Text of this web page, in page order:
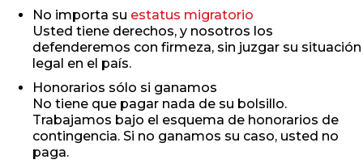
No importa su estatus migratorio
Usted tiene derechos, y nosotros los
defenderemos con firmeza, sin juzgar su situación
legal en el país.
Honorarios sólo si ganamos
No tiene que pagar nada de su bolsillo.
Trabajamos bajo el esquema de honorarios de
contingencia. Si no ganamos su caso, usted no
paga.